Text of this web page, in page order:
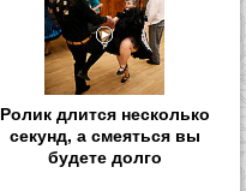
Ролик длится несколько
секунд, а смеяться вы
будете долго